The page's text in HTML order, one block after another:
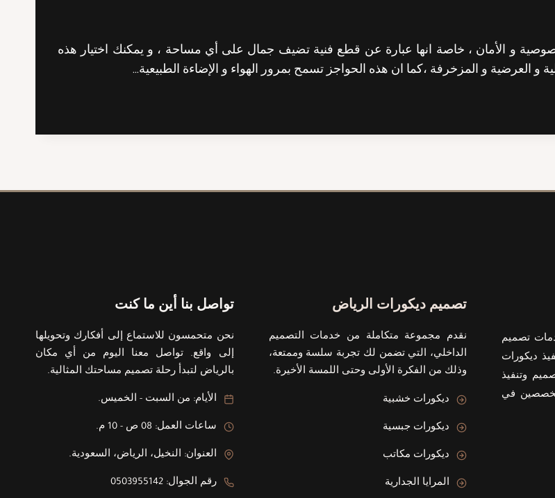
و الأمان ، خاصة انها عبارة عن قطع فنية تضيف جمال على أي مساحة ، و يمكنك اختيار هذه
و العرضية و المزخرفة ،كما ان هذه الحواجز تسمح بمرور الهواء و الإضاءة الطبيعية…
تصميم
ديكورات
وتنفيذ
في
تصميم ديكورات الرياض
نقدم مجموعة متكاملة من خدمات التصميم
الداخلي، التي تضمن لك تجربة سلسة وممتعة،
وذلك من الفكرة الأولى وحتى اللمسة الأخيرة.
ديكورات خشبية
ديكورات جبسية
ديكورات مكاتب
المرايا الجدارية
تواصل بنا أين ما كنت
نحن متحمسون للاستماع إلى أفكارك وتحويلها
إلى واقع. تواصل معنا اليوم من أي مكان
بالرياض لتبدأ رحلة تصميم مساحتك المثالية.
الأيام: من السبت - الخميس.
ساعات العمل: 08 ص - 10 م.
العنوان: النخيل، الرياض، السعودية.
رقم الجوال: 0503955142